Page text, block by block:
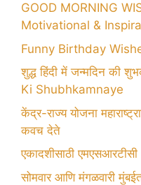
GOOD MORNING
Motivational &
Funny Birthday
शुद्ध हिंदी में जन्मदिन की
Ki Shubhkamnaye
केंद्र-राज्य योजना
कवच देते
एकादशीसाठी
सोमवार आणि मंगळवारी